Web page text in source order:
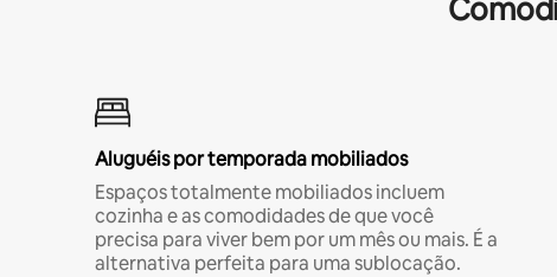
Aluguéis por temporada mobiliados
Espaços totalmente mobiliados incluem
cozinha e as comodidades de que você
precisa para viver bem por um mês ou mais. É a
alternativa perfeita para uma sublocação.